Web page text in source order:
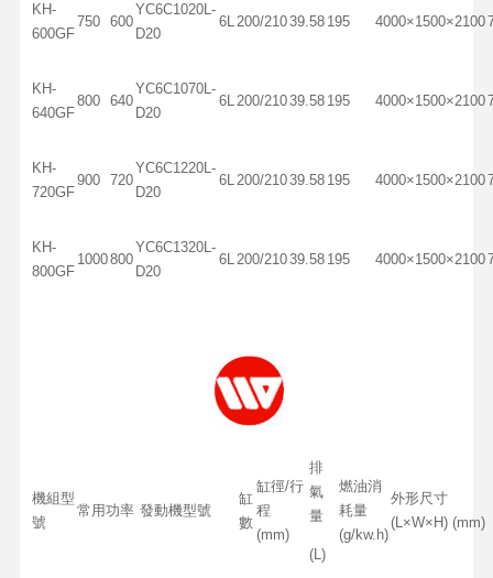
KH-
600GF
750 600
YC6C1020L-
D20
6L200/21039.58 195 4000×1500×2100
KH-
640GF
800 640
YC6C1070L-
D20
6L200/21039.58 195 4000×1500×2100
KH-
720GF
900 720
YC6C1220L-
D20
6L200/21039.58 195 4000×1500×2100
KH-
800GF
1000800
YC6C1320L-
D20
6L200/21039.58 195 4000×1500×2100
機組型
號
常用功率 發動機型號
缸
數
缸徑/行
程
(mm)
排
氣
量
(L)
燃油消
耗量
(g/kw.h)
外形尺寸
(L×W×H) (mm)